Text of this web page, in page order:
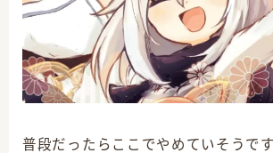
原神全キャラ描くぞ ク
普段だったらここでやめていそうで